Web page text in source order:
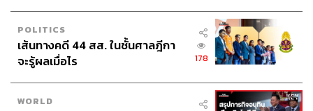
www.facebook.com/photo.php?fbid=1518185644960
459&set=a.102738183171886.5455.100003071144
077&type=3&theater
www.thairath.co.th/content/1277229
twitter.com/weeranan
POLITICS
เส้นทางคดี 44 สส. ในชั้นศาลฎีกา
จะรู้ผลเมื่อไร
178
WORLD